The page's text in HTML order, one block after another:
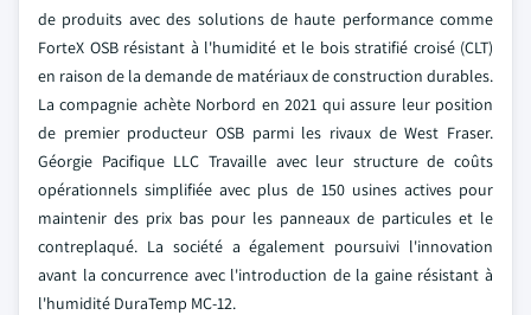
de produits avec des solutions de haute performance comme
ForteX OSB résistant à l'humidité et le bois stratifié croisé (CLT)
en raison de la demande de matériaux de construction durables.
La compagnie achète Norbord en 2021 qui assure leur position
de premier producteur OSB parmi les rivaux de West Fraser.
Géorgie Pacifique LLC Travaille avec leur structure de coûts
opérationnels simplifiée avec plus de 150 usines actives pour
maintenir des prix bas pour les panneaux de particules et le
contreplaqué. La société a également poursuivi l'innovation
avant la concurrence avec l'introduction de la gaine résistant à
l'humidité DuraTemp MC-12.